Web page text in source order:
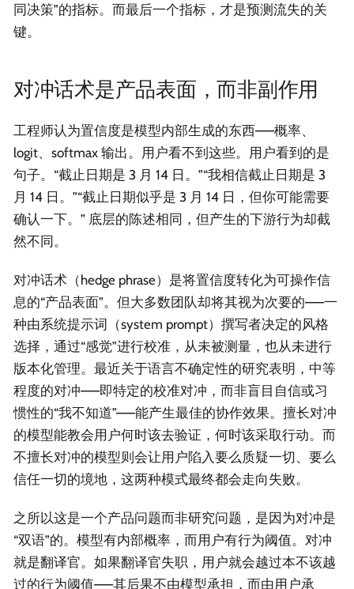
同决策”的指标。而最后一个指标，才是预测流失的关
键。
对冲话术是产品表面，而非副作用
工程师认为置信度是模型内部生成的东西——概率、
logit、softmax 输出。用户看不到这些。用户看到的是
句子。“截止日期是 3 月 14 日。”“我相信截止日期是 3
月 14 日。”“截止日期似乎是 3 月 14 日，但你可能需要
确认一下。” 底层的陈述相同，但产生的下游行为却截
然不同。
对冲话术（hedge phrase）是将置信度转化为可操作信
息的“产品表面”。但大多数团队却将其视为次要的——一
种由系统提示词（system prompt）撰写者决定的风格
选择，通过“感觉”进行校准，从未被测量，也从未进行
版本化管理。最近关于语言不确定性的研究表明，中等
程度的对冲——即特定的校准对冲，而非盲目自信或习
惯性的“我不知道”——能产生最佳的协作效果。擅长对冲
的模型能教会用户何时该去验证，何时该采取行动。而
不擅长对冲的模型则会让用户陷入要么质疑一切、要么
信任一切的境地，这两种模式最终都会走向失败。
之所以这是一个产品问题而非研究问题，是因为对冲是
“双语”的。模型有内部概率，而用户有行为阈值。对冲
就是翻译官。如果翻译官失职，用户就会越过本不该越
过的行为阈值——其后果不由模型承担，而由用户承